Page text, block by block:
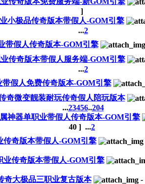
]
小极品传奇版本带假人-GOM引擎
...2
带假人传奇版本-GOM引擎
传奇版本带假人服务端-GOM引擎
...2
带假人免费传奇版本-GOM引擎
奇微变靓装耐玩传奇假人陪玩版本
...23456..204
神器单职业带假人传奇版本-GOM引擎
40 ] ...2
传奇版本带假人-GOM引擎
业传奇版本带假人-GOM引擎
奇大极品三职业复古版本 -